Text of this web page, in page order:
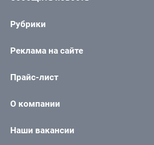
Рубрики
Реклама на сайте
Прайс-лист
О компании
Наши вакансии